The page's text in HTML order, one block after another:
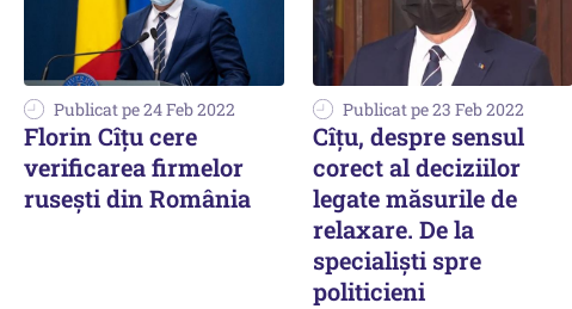
Publicat pe 24 Feb 2022
Florin Cîțu cere
verificarea firmelor
rusești din România
Publicat pe 23 Feb 2022
Cîțu, despre sensul
corect al deciziilor
legate măsurile de
relaxare. De la
specialiști spre
politicieni